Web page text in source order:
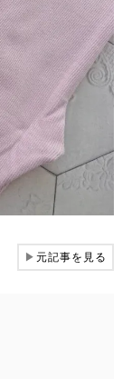
▶元記事を見る